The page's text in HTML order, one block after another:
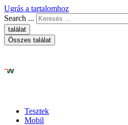
Ugrás a tartalomhoz
Search ...
találat
Összes találat
Tesztek
Mobil